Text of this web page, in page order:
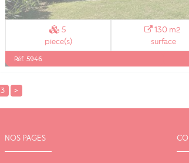
5
piece(s)
130 m2
surface
Réf. 5946
3 >
NOS PAGES